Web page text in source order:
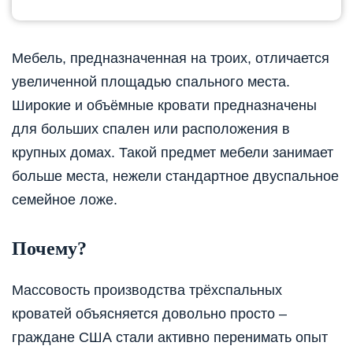
Мебель, предназначенная на троих, отличается
увеличенной площадью спального места.
Широкие и объёмные кровати предназначены
для больших спален или расположения в
крупных домах. Такой предмет мебели занимает
больше места, нежели стандартное двуспальное
семейное ложе.
Почему?
Массовость производства трёхспальных
кроватей объясняется довольно просто –
граждане США стали активно перенимать опыт